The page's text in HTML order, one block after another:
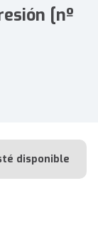
[nº
disponible